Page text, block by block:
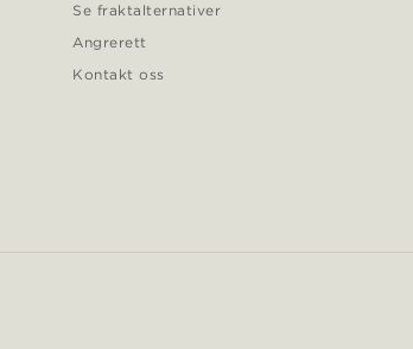
Se fraktalternativer
Angrerett
Kontakt oss